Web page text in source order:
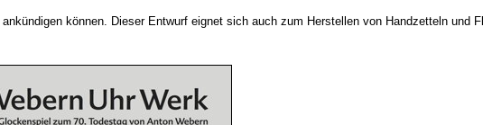
ankündigen können. Dieser Entwurf eignet sich auch zum Herstellen von Handzetteln und